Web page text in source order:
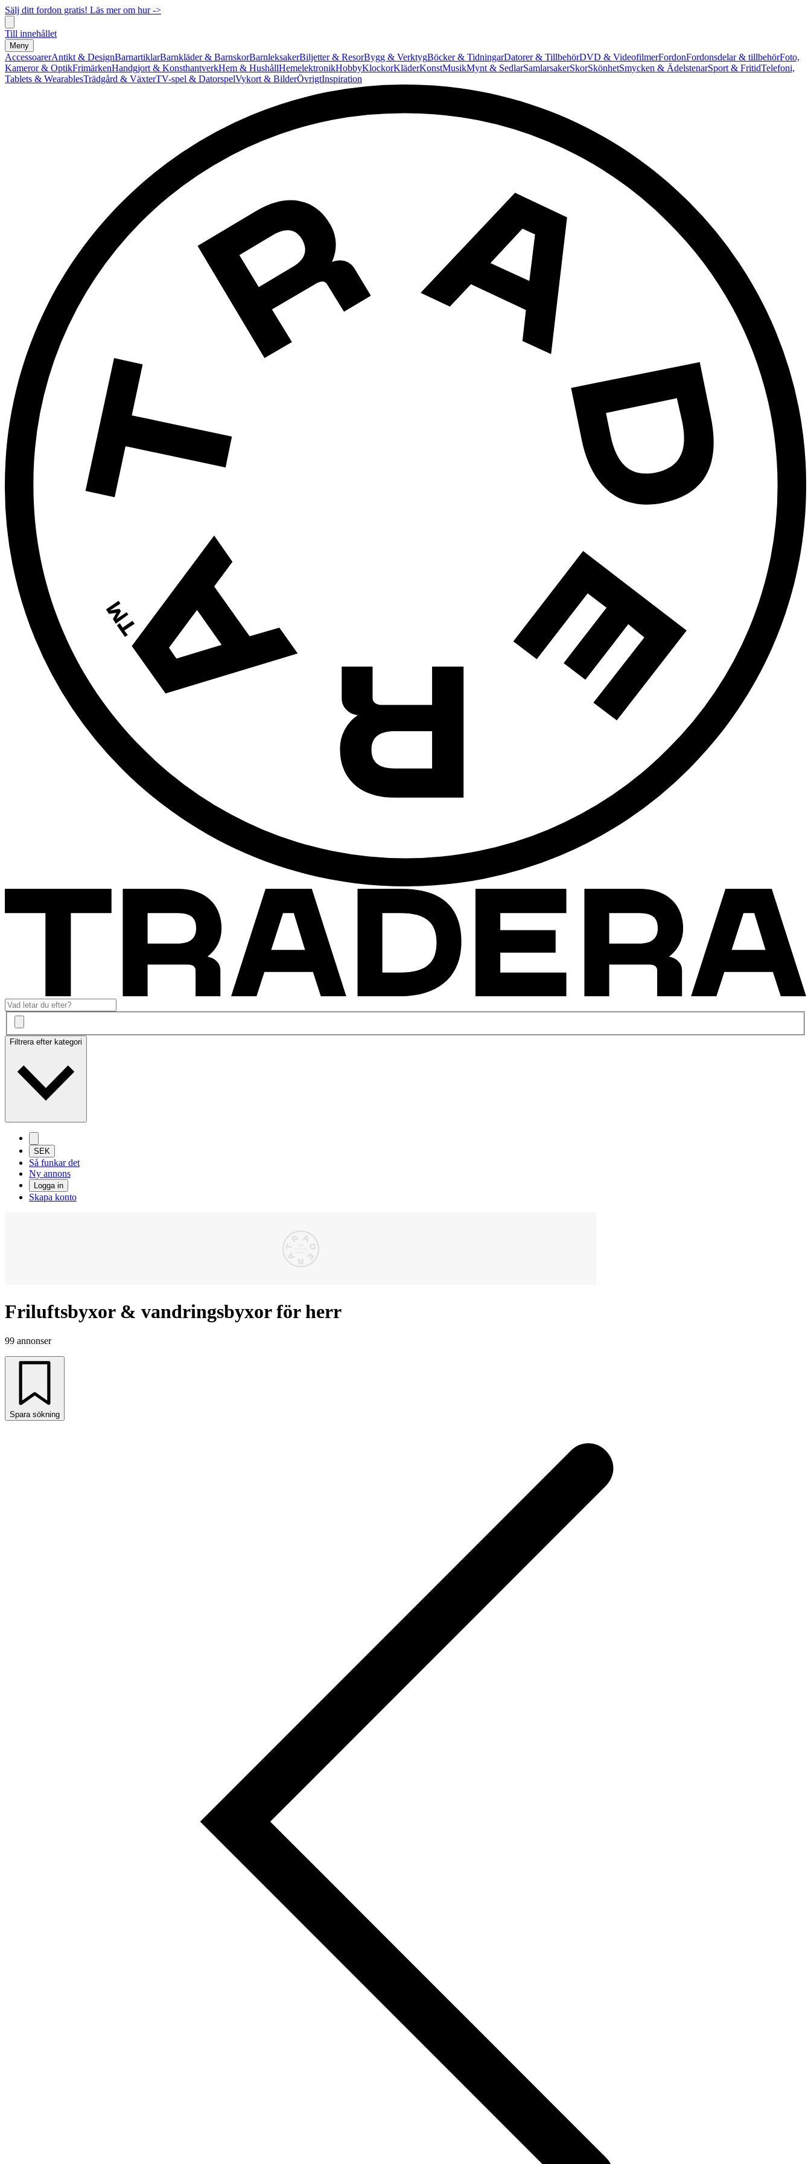
Sälj ditt fordon gratis! Läs mer om hur ->
Till innehållet
Meny
AccessoarerAntikt & DesignBarnartiklarBarnkläder & BarnskorBarnleksakerBiljetter & ResorBygg & VerktygBöcker & TidningarDatorer & TillbehörDVD & VideofilmerFordonFordonsdelar & tillbehörFoto,
Kameror & OptikFrimärkenHandgjort & KonsthantverkHem & HushållHemelektronikHobbyKlockorKläderKonstMusikMynt & SedlarSamlarsakerSkorSkönhetSmycken & ÄdelstenarSport & FritidTelefoni,
Tablets & WearablesTrädgård & VäxterTV-spel & DatorspelVykort & BilderÖvrigtInspiration
Filtrera efter kategori
SEK
Så funkar det
Ny annons
Logga in
Skapa konto
Friluftsbyxor & vandringsbyxor för herr
99 annonser
Spara sökning